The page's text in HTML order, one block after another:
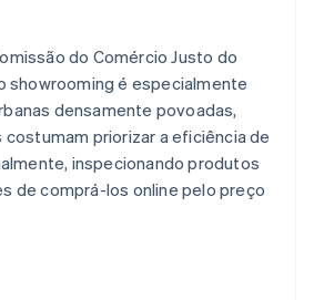
do Comércio Justo do
showrooming é especialmente
densamente povoadas,
priorizar a eficiência de
inspecionando produtos
de comprá-los online pelo preço